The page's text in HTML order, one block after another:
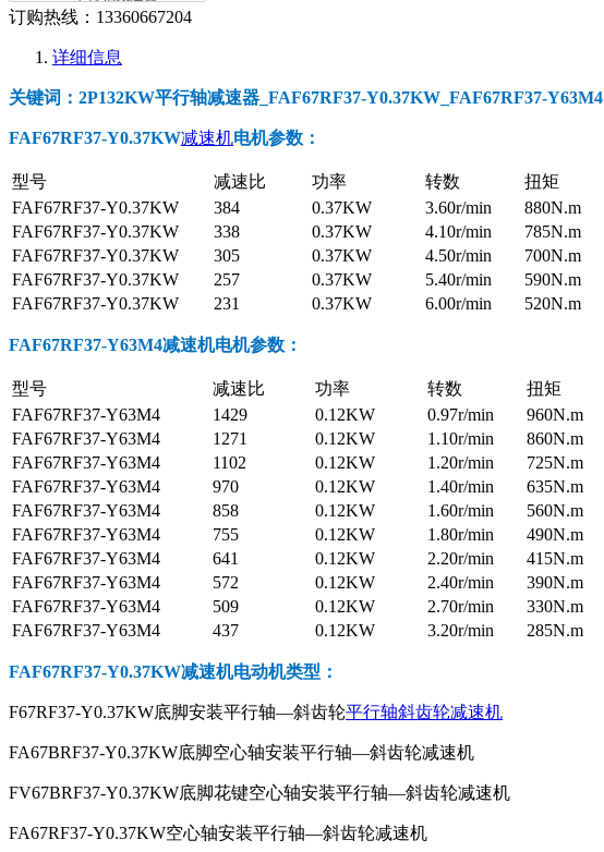
订购热线： 13360667204
详细信息
关键词：2P132KW平行轴减速器_FAF67RF37-Y0.37KW_FAF67RF37-Y63M4
FAF67RF37-Y0.37KW减速机电机参数 ：
型号 减速比 功率 转数 扭矩
FAF67RF37-Y0.37KW
384 0.37KW 3.60r/min 880N.m
FAF67RF37-Y0.37KW
338 0.37KW 4.10r/min 785N.m
FAF67RF37-Y0.37KW
305 0.37KW 4.50r/min 700N.m
FAF67RF37-Y0.37KW
257 0.37KW 5.40r/min 590N.m
FAF67RF37-Y0.37KW
231 0.37KW 6.00r/min 520N.m
FAF67RF37-Y63M4减速机电机参数 ：
型号 减速比 功率 转数 扭矩
FAF67RF37-Y63M4
1429 0.12KW 0.97r/min 960N.m
FAF67RF37-Y63M4
1271 0.12KW 1.10r/min 860N.m
FAF67RF37-Y63M4
1102 0.12KW 1.20r/min 725N.m
FAF67RF37-Y63M4
970 0.12KW 1.40r/min 635N.m
FAF67RF37-Y63M4
858 0.12KW 1.60r/min 560N.m
FAF67RF37-Y63M4
755 0.12KW 1.80r/min 490N.m
FAF67RF37-Y63M4
641 0.12KW 2.20r/min 415N.m
FAF67RF37-Y63M4
572 0.12KW 2.40r/min 390N.m
FAF67RF37-Y63M4
509 0.12KW 2.70r/min 330N.m
FAF67RF37-Y63M4
437 0.12KW 3.20r/min 285N.m
FAF67RF37-Y0.37KW减速机电动机类型：
F67RF37-Y0.37KW底脚安装平行轴—斜齿轮平行轴斜齿轮减速机
FA67BRF37-Y0.37KW底脚空心轴安装平行轴—斜齿轮减速机
FV67BRF37-Y0.37KW底脚花键空心轴安装平行轴—斜齿轮减速机
FA67RF37-Y0.37KW空心轴安装平行轴—斜齿轮减速机